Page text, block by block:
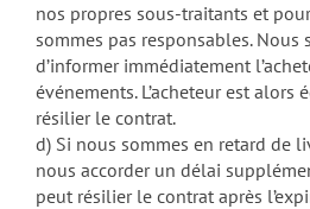
nos propres sous-traitants et
sommes pas responsables. Nous
d’informer immédiatement
événements. L’acheteur est alors
résilier le contrat.
d) Si nous sommes en retard de
nous accorder un délai
peut résilier le contrat après